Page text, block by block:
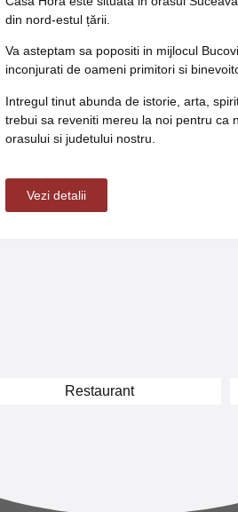
din nord-estul țării.
Va asteptam sa popositi in mijlocul
inconjurati de oameni primitori si
Intregul tinut abunda de istorie, arta,
trebui sa reveniti mereu la noi pentru ca
orasului si judetului nostru.
Vezi detalii
Restaurant